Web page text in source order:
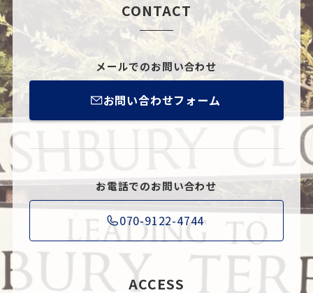
CONTACT
メールでのお問い合わせ
お問い合わせフォーム
お電話でのお問い合わせ
070-9122-4744
ACCESS